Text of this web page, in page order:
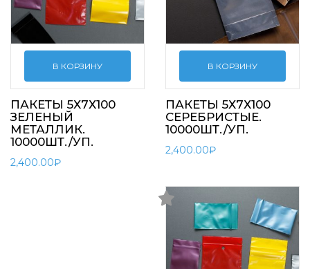
В КОРЗИНУ
ПАКЕТЫ 5Х7Х100
ЗЕЛЕНЫЙ
МЕТАЛЛИК.
10000ШТ./УП.
2,400.00₽
В КОРЗИНУ
ПАКЕТЫ 5Х7Х100
СЕРЕБРИСТЫЕ.
10000ШТ./УП.
2,400.00₽